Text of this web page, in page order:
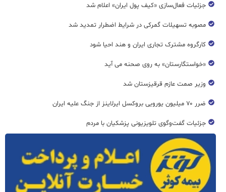
جزئیات فعال‌سازی «کیف پول ایران» اعلام شد
مصوبه تسهیلات گمرکی در شرایط اضطرار تمدید شد
کارگروه مشترک تجاری ایران و هند احیا شود
«خواستگارستان» به روی صحنه می آید
وزیر صمت عازم قرقیزستان شد
ضرر ۷۰ میلیون یورویی بروکسل ایرلاینز از جنگ علیه ایران
جزئیات گفت‌وگوی تلویزیونی پزشکیان با مردم